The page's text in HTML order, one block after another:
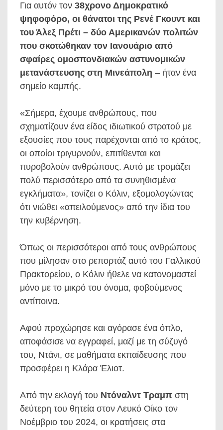
Για αυτόν τον 38χρονο Δημοκρατικό
ψηφοφόρο, οι θάνατοι της Ρενέ Γκουντ και
του Άλεξ Πρέτι – δύο Αμερικανών πολιτών
που σκοτώθηκαν τον Ιανουάριο από
σφαίρες ομοσπονδιακών αστυνομικών
μετανάστευσης στη Μινεάπολη – ήταν ένα
σημείο καμπής.
«Σήμερα, έχουμε ανθρώπους, που
σχηματίζουν ένα είδος ιδιωτικού στρατού με
εξουσίες που τους παρέχονται από το κράτος,
οι οποίοι τριγυρνούν, επιτίθενται και
πυροβολούν ανθρώπους. Αυτό με τρομάζει
πολύ περισσότερο από τα συνηθισμένα
εγκλήματα», τονίζει ο Κόλιν, εξομολογώντας
ότι νιώθει «απειλούμενος» από την ίδια του
την κυβέρνηση.
Όπως οι περισσότεροι από τους ανθρώπους
που μίλησαν στο ρεπορτάζ αυτό του Γαλλικού
Πρακτορείου, ο Κόλιν ήθελε να κατονομαστεί
μόνο με το μικρό του όνομα, φοβούμενος
αντίποινα.
Αφού προχώρησε και αγόρασε ένα όπλο,
αποφάσισε να εγγραφεί, μαζί με τη σύζυγό
του, Ντάνι, σε μαθήματα εκπαίδευσης που
προσφέρει η Κλάρα Έλιοτ.
Από την εκλογή του Ντόναλντ Τραμπ στη
δεύτερη του θητεία στον Λευκό Οίκο τον
Νοέμβριο του 2024, οι κρατήσεις στα